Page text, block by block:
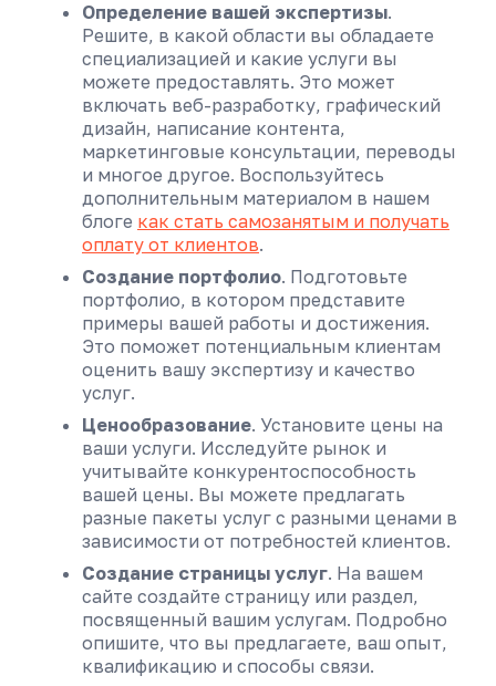
Определение вашей экспертизы.
Решите, в какой области вы обладаете
специализацией и какие услуги вы
можете предоставлять. Это может
включать веб-разработку, графический
дизайн, написание контента,
маркетинговые консультации, переводы
и многое другое. Воспользуйтесь
дополнительным материалом в нашем
блоге как стать самозанятым и получать
оплату от клиентов.
Создание портфолио. Подготовьте
портфолио, в котором представите
примеры вашей работы и достижения.
Это поможет потенциальным клиентам
оценить вашу экспертизу и качество
услуг.
Ценообразование. Установите цены на
ваши услуги. Исследуйте рынок и
учитывайте конкурентоспособность
вашей цены. Вы можете предлагать
разные пакеты услуг с разными ценами в
зависимости от потребностей клиентов.
Создание страницы услуг. На вашем
сайте создайте страницу или раздел,
посвященный вашим услугам. Подробно
опишите, что вы предлагаете, ваш опыт,
квалификацию и способы связи.